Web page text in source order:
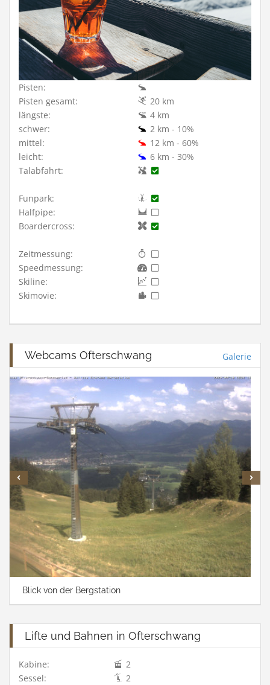
Pisten:
Pisten gesamt:
20 km
längste:
4 km
schwer:
2 km - 10%
mittel:
12 km - 60%
leicht:
6 km - 30%
Talabfahrt:
Funpark:
Halfpipe:
Boardercross:
Zeitmessung:
Speedmessung:
Skiline:
Skimovie:
Webcams Ofterschwang Galerie
Blick von der Bergstation
Lifte und Bahnen in Ofterschwang
Kabine:
2
Sessel:
2